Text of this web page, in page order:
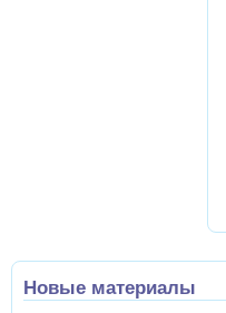
Новые материалы